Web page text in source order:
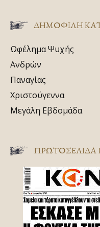
ΔΗΜΟΦΙΛΗ
Ωφέλημα Ψυχής
Ανδρών
Παναγίας
Χριστούγεννα
Μεγάλη Εβδομάδα